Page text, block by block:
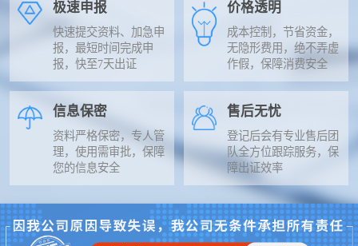
极速申报
快速提交资料、加急申
报，最短时间完成申
报，快至7天出证
价格透明
成本控制，节省资金，
无隐形费用，绝不弄虚
作假，保障消费安全
信息保密
资料严格保密，专人管
理，使用需审批，保障
您的信息安全
售后无忧
登记后会有专业售后团
队全方位跟踪服务，保
障出证效率